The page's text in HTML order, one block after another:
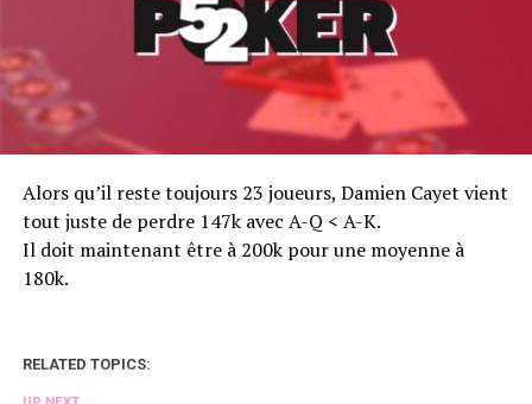
Alors qu’il reste toujours 23 joueurs, Damien Cayet vient
tout juste de perdre 147k avec A-Q < A-K.
Il doit maintenant être à 200k pour une moyenne à
180k.
RELATED TOPICS: